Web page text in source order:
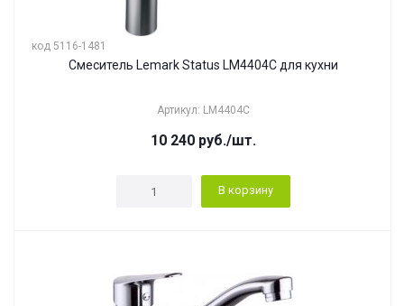
код 5116-1481
Смеситель Lemark Status LM4404C для кухни
Артикул: LM4404C
10 240руб./шт.
В корзину